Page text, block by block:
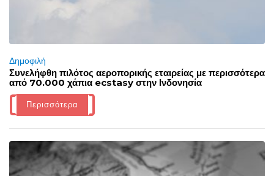
Δημοφιλή
Συνελήφθη πιλότος αεροπορικής εταιρείας με περισσότερα
από 70.000 χάπια ecstasy στην Ινδονησία
Περισσότερα